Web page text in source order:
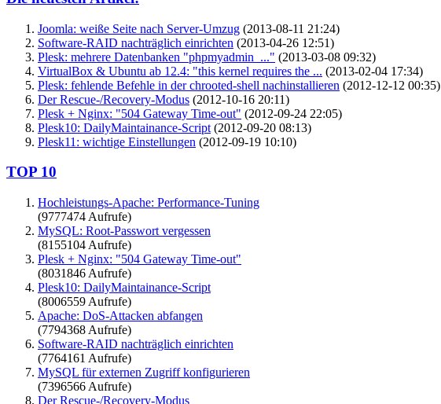
Joomla: weiße Seite nach Server-Umzug (2013-08-11 21:24)
Software-RAID nachträglich einrichten (2013-04-26 12:51)
Plesk: mehrere Datenbanken "phpmyadmin_..." (2013-03-08 09:32)
VirtualBox & Ubuntu ab 12.4: "this kernel requires the ... (2013-02-04 17:34)
Plesk: fehlende Befehle in der chrooted-shell nachinstallieren (2012-12-12 00:35)
Der Rescue-/Recovery-Modus (2012-10-16 20:11)
Plesk + Nginx: "504 Gateway Time-out" (2012-09-24 22:05)
Plesk10: DailyMaintainance-Script (2012-09-20 08:13)
Plesk11: wichtige Einstellungen (2012-09-19 10:10)
TOP 10
Hochleistungs-Apache: Performance-Tuning
(9777474 Aufrufe)
MySQL: Root-Passwort vergessen
(8155104 Aufrufe)
Plesk + Nginx: "504 Gateway Time-out"
(8031846 Aufrufe)
Plesk10: DailyMaintainance-Script
(8006559 Aufrufe)
Apache: DoS-Attacken abfangen
(7794368 Aufrufe)
Software-RAID nachträglich einrichten
(7764161 Aufrufe)
MySQL für externen Zugriff konfigurieren
(7396566 Aufrufe)
Der Rescue-/Recovery-Modus